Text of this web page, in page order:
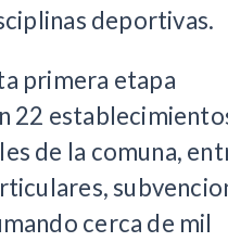
deportivas.
primera etapa
22
de la comuna,
cerca de mil